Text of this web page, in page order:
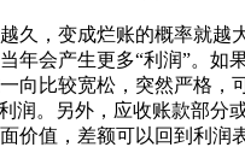
久，变成烂账的概率就
年会产生更多“利润”。
向比较宽松，突然严格
润。另外，应收账款部
价值，差额可以回到利润